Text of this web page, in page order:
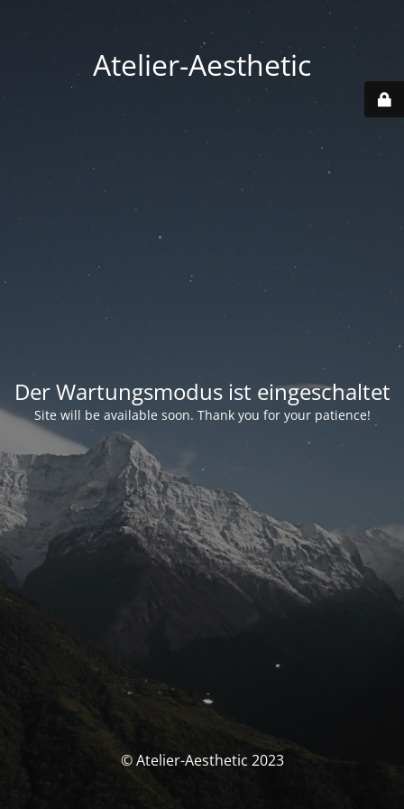
Atelier-Aesthetic
Der Wartungsmodus ist eingeschaltet
Site will be available soon. Thank you for your patience!
© Atelier-Aesthetic 2023